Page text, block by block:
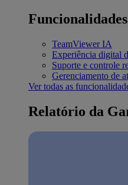
TeamViewer IA
Experiência digital
Suporte e controle
Gerenciamento de
Ver todas as
Relatório da